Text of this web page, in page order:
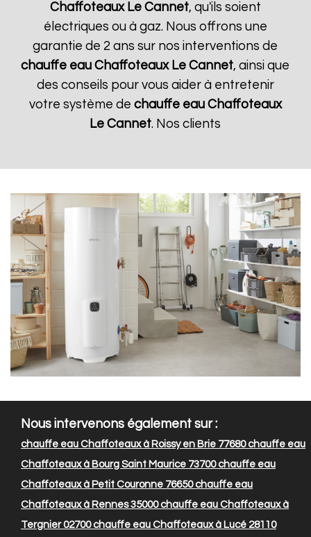
Chaffoteaux Le Cannet, qu'ils soient
électriques ou à gaz. Nous offrons une
garantie de 2 ans sur nos interventions de
chauffe eau Chaffoteaux Le Cannet, ainsi que
des conseils pour vous aider à entretenir
votre système de chauffe eau Chaffoteaux
Le Cannet. Nos clients
Nous intervenons également sur :
chauffe eau Chaffoteaux à Roissy en Brie 77680chauffe eau
Chaffoteaux à Bourg Saint Maurice 73700chauffe eau
Chaffoteaux à Petit Couronne 76650chauffe eau
Chaffoteaux à Rennes 35000chauffe eau Chaffoteaux à
Tergnier 02700chauffe eau Chaffoteaux à Lucé 28110